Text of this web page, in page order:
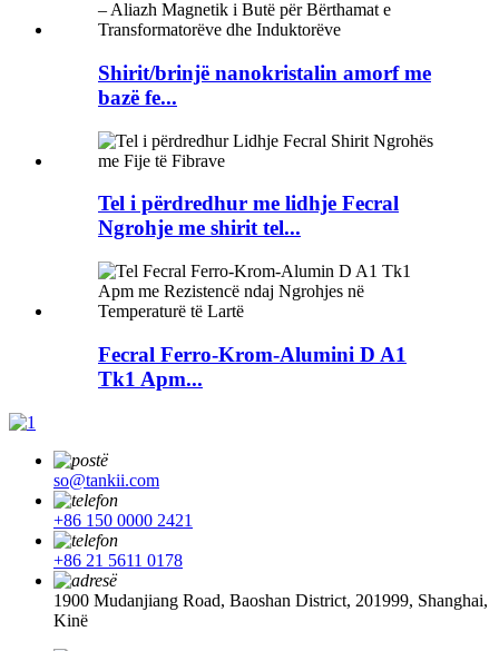
Shirit/brinjë nanokristalin amorf me
bazë fe...
Tel i përdredhur me lidhje Fecral
Ngrohje me shirit tel...
Fecral Ferro-Krom-Alumini D A1
Tk1 Apm...
so@tankii.com
+86 150 0000 2421
+86 21 5611 0178
1900 Mudanjiang Road, Baoshan District, 201999, Shanghai,
Kinë